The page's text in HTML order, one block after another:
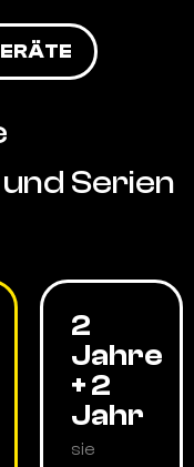
Serien
2
Jahre
+ 2
Jahr
sie